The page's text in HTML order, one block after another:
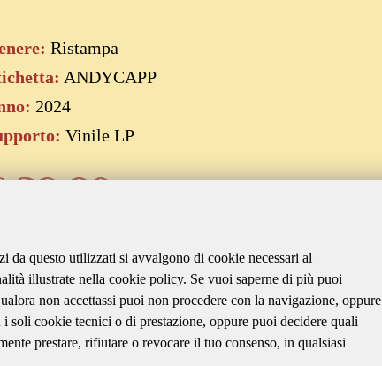
Ristampa
ANDYCAPP
2024
Vinile LP
39.90
al carrello
da questo utilizzati si avvalgono di cookie necessari al
illustrate nella cookie policy. Se vuoi saperne di più puoi
non accettassi puoi non procedere con la navigazione, oppure
soli cookie tecnici o di prestazione, oppure puoi decidere quali
prestare, rifiutare o revocare il tuo consenso, in qualsiasi